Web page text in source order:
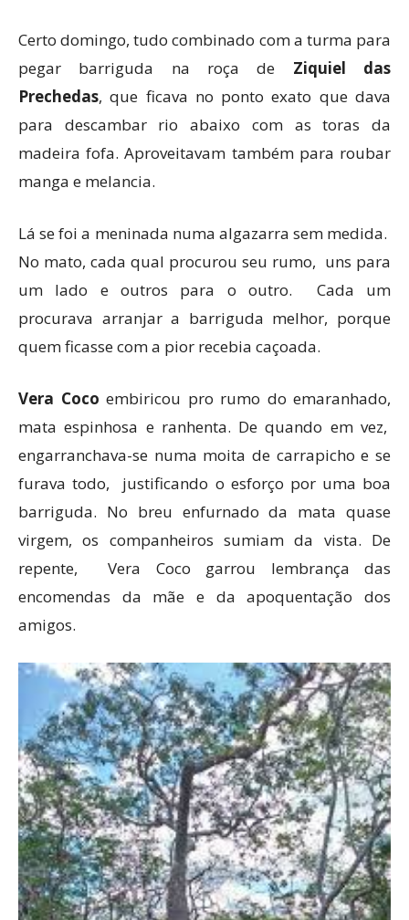
Certo domingo, tudo combinado com a turma para
pegar barriguda na roça de Ziquiel das
Prechedas, que ficava no ponto exato que dava
para descambar rio abaixo com as toras da
madeira fofa. Aproveitavam também para roubar
manga e melancia.
Lá se foi a meninada numa algazarra sem medida.
No mato, cada qual procurou seu rumo, uns para
um lado e outros para o outro. Cada um
procurava arranjar a barriguda melhor, porque
quem ficasse com a pior recebia caçoada.
Vera Coco embiricou pro rumo do emaranhado,
mata espinhosa e ranhenta. De quando em vez,
engarranchava-se numa moita de carrapicho e se
furava todo, justificando o esforço por uma boa
barriguda. No breu enfurnado da mata quase
virgem, os companheiros sumiam da vista. De
repente, Vera Coco garrou lembrança das
encomendas da mãe e da apoquentação dos
amigos.